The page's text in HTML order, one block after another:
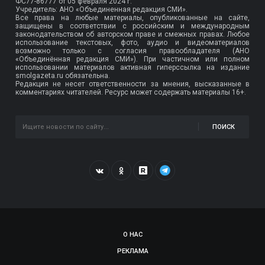
Учредитель: АНО «Объединенная редакция СМИ».
Все права на любые материалы, опубликованные на сайте,
защищены в соответствии с российским и международным
законодательством об авторском праве и смежных правах. Любое
использование текстовых, фото, аудио и видеоматериалов
возможно только с согласия правообладателя (АНО
«Объединённая редакция СМИ»). При частичном или полном
использовании материалов активная гиперссылка на издание
smolgazeta.ru обязательна.
Редакция не несет ответственности за мнения, высказанные в
комментариях читателей. Ресурс может содержать материалы 16+.
ПОИСК
О НАС
РЕКЛАМА